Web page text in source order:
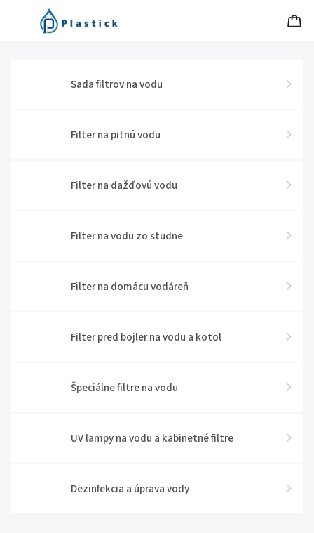
Sada filtrov na vodu
Filter na pitnú vodu
Filter na dažďovú vodu
Filter na vodu zo studne
Filter na domácu vodáreň
Filter pred bojler na vodu a kotol
Špeciálne filtre na vodu
UV lampy na vodu a kabinetné filtre
Dezinfekcia a úprava vody